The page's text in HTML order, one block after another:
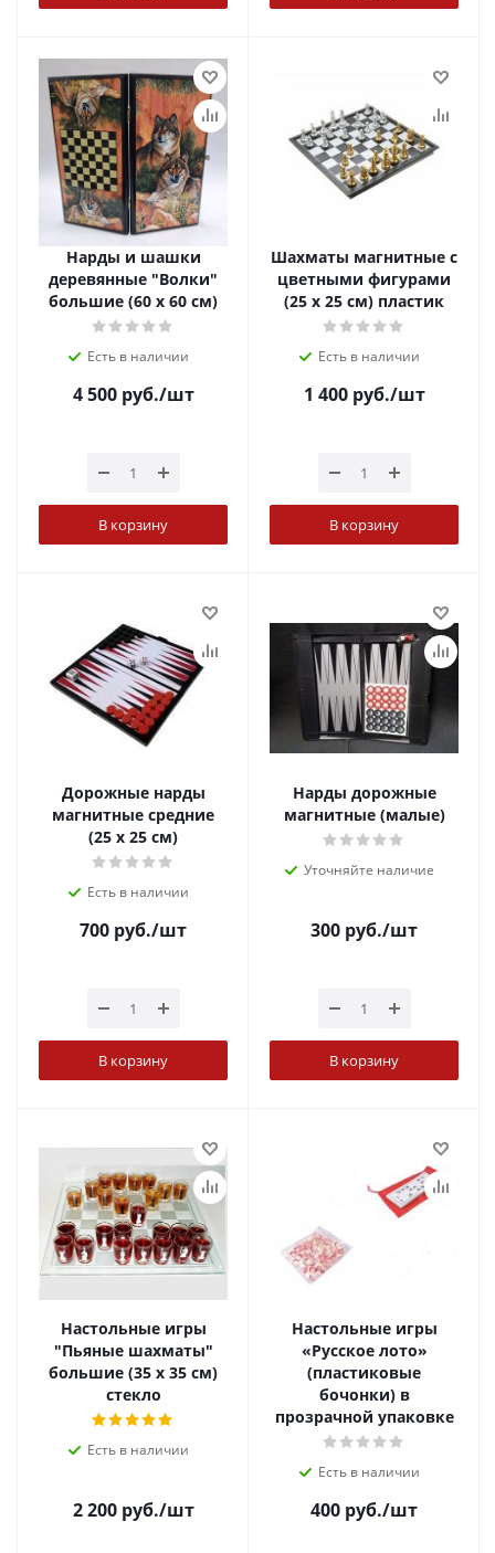
Нарды и шашки
деревянные "Волки"
большие (60 х 60 см)
Есть в наличии
4 500руб./шт
В корзину
Шахматы магнитные с
цветными фигурами
(25 х 25 см) пластик
Есть в наличии
1 400руб./шт
В корзину
Дорожные нарды
магнитные средние
(25 х 25 см)
Есть в наличии
700 руб./шт
В корзину
Нарды дорожные
магнитные (малые)
Уточняйте наличие
300 руб./шт
В корзину
Настольные игры
"Пьяные шахматы"
большие (35 х 35 см)
стекло
Есть в наличии
2 200руб./шт
Настольные игры
«Русское лото»
(пластиковые
бочонки) в
прозрачной упаковке
Есть в наличии
400 руб./шт